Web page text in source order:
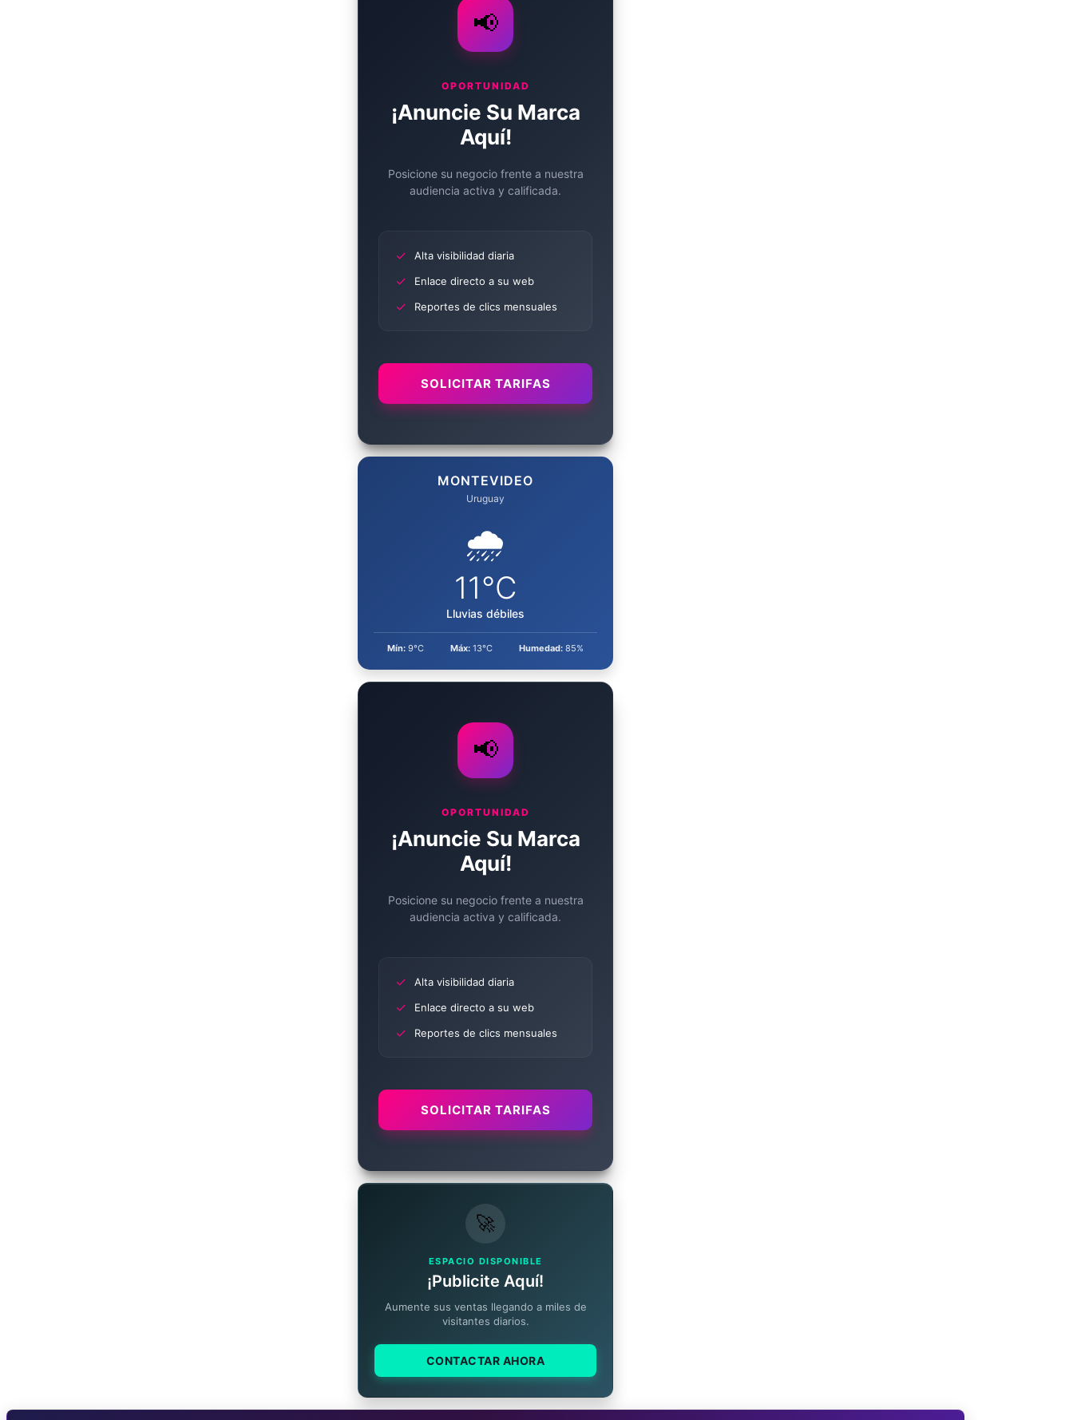
📢
OPORTUNIDAD
¡Anuncie Su Marca
Aquí!
Posicione su negocio frente a nuestra
audiencia activa y calificada.
✓ Alta visibilidad diaria
✓ Enlace directo a su web
✓ Reportes de clics mensuales
SOLICITAR TARIFAS
MONTEVIDEO
Uruguay
🌧️
11°C
Lluvias débiles
Mín:9°C Máx:13°C Humedad: 85%
📢
OPORTUNIDAD
¡Anuncie Su Marca
Aquí!
Posicione su negocio frente a nuestra
audiencia activa y calificada.
✓ Alta visibilidad diaria
✓ Enlace directo a su web
✓ Reportes de clics mensuales
SOLICITAR TARIFAS
🚀
ESPACIO DISPONIBLE
¡Publicite Aquí!
Aumente sus ventas llegando a miles de
visitantes diarios.
CONTACTAR AHORA